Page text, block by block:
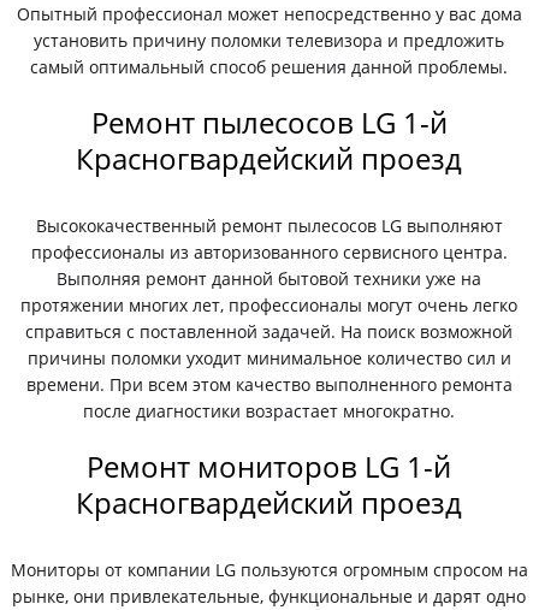
Опытный профессионал может непосредственно у вас дома
установить причину поломки телевизора и предложить
самый оптимальный способ решения данной проблемы.
Ремонт пылесосов LG 1-й
Красногвардейский проезд
Высококачественный ремонт пылесосов LG выполняют
профессионалы из авторизованного сервисного центра.
Выполняя ремонт данной бытовой техники уже на
протяжении многих лет, профессионалы могут очень легко
справиться с поставленной задачей. На поиск возможной
причины поломки уходит минимальное количество сил и
времени. При всем этом качество выполненного ремонта
после диагностики возрастает многократно.
Ремонт мониторов LG 1-й
Красногвардейский проезд
Мониторы от компании LG пользуются огромным спросом на
рынке, они привлекательные, функциональные и дарят одно